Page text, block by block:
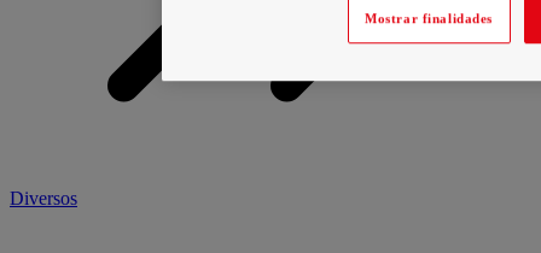
Diversos
Mostrar finalidades